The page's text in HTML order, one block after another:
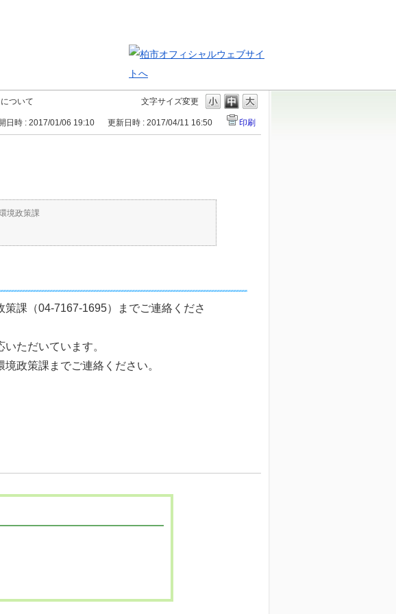
文字サイズ変更
ついて
日時 : 2017/01/06 19:10 更新日時 : 2017/04/11 16:50 印刷
境政策課
課（04-7167-1695）までご連絡くださ
ただいています。
政策課までご連絡ください。